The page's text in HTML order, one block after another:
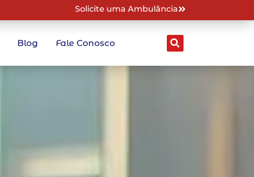
Solicite uma Ambulância
Blog Fale Conosco